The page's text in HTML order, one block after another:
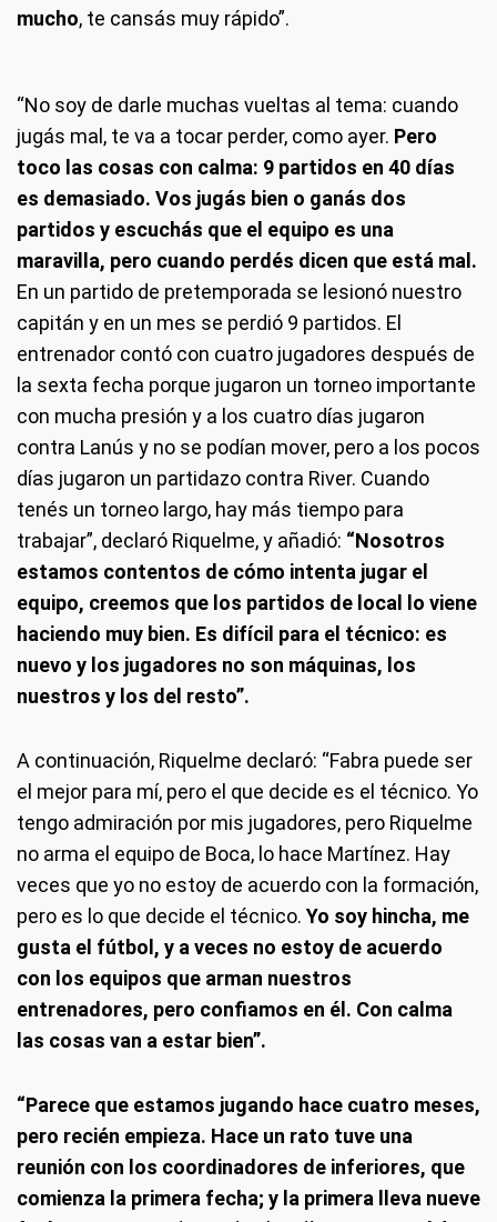
mucho, te cansás muy rápido”.
“No soy de darle muchas vueltas al tema: cuando
jugás mal, te va a tocar perder, como ayer. Pero
toco las cosas con calma: 9 partidos en 40 días
es demasiado. Vos jugás bien o ganás dos
partidos y escuchás que el equipo es una
maravilla, pero cuando perdés dicen que está mal.
En un partido de pretemporada se lesionó nuestro
capitán y en un mes se perdió 9 partidos. El
entrenador contó con cuatro jugadores después de
la sexta fecha porque jugaron un torneo importante
con mucha presión y a los cuatro días jugaron
contra Lanús y no se podían mover, pero a los pocos
días jugaron un partidazo contra River. Cuando
tenés un torneo largo, hay más tiempo para
trabajar”, declaró Riquelme, y añadió: “Nosotros
estamos contentos de cómo intenta jugar el
equipo, creemos que los partidos de local lo viene
haciendo muy bien. Es difícil para el técnico: es
nuevo y los jugadores no son máquinas, los
nuestros y los del resto”.
A continuación, Riquelme declaró: “Fabra puede ser
el mejor para mí, pero el que decide es el técnico. Yo
tengo admiración por mis jugadores, pero Riquelme
no arma el equipo de Boca, lo hace Martínez. Hay
veces que yo no estoy de acuerdo con la formación,
pero es lo que decide el técnico. Yo soy hincha, me
gusta el fútbol, y a veces no estoy de acuerdo
con los equipos que arman nuestros
entrenadores, pero confiamos en él. Con calma
las cosas van a estar bien”.
“Parece que estamos jugando hace cuatro meses,
pero recién empieza. Hace un rato tuve una
reunión con los coordinadores de inferiores, que
comienza la primera fecha; y la primera lleva nueve